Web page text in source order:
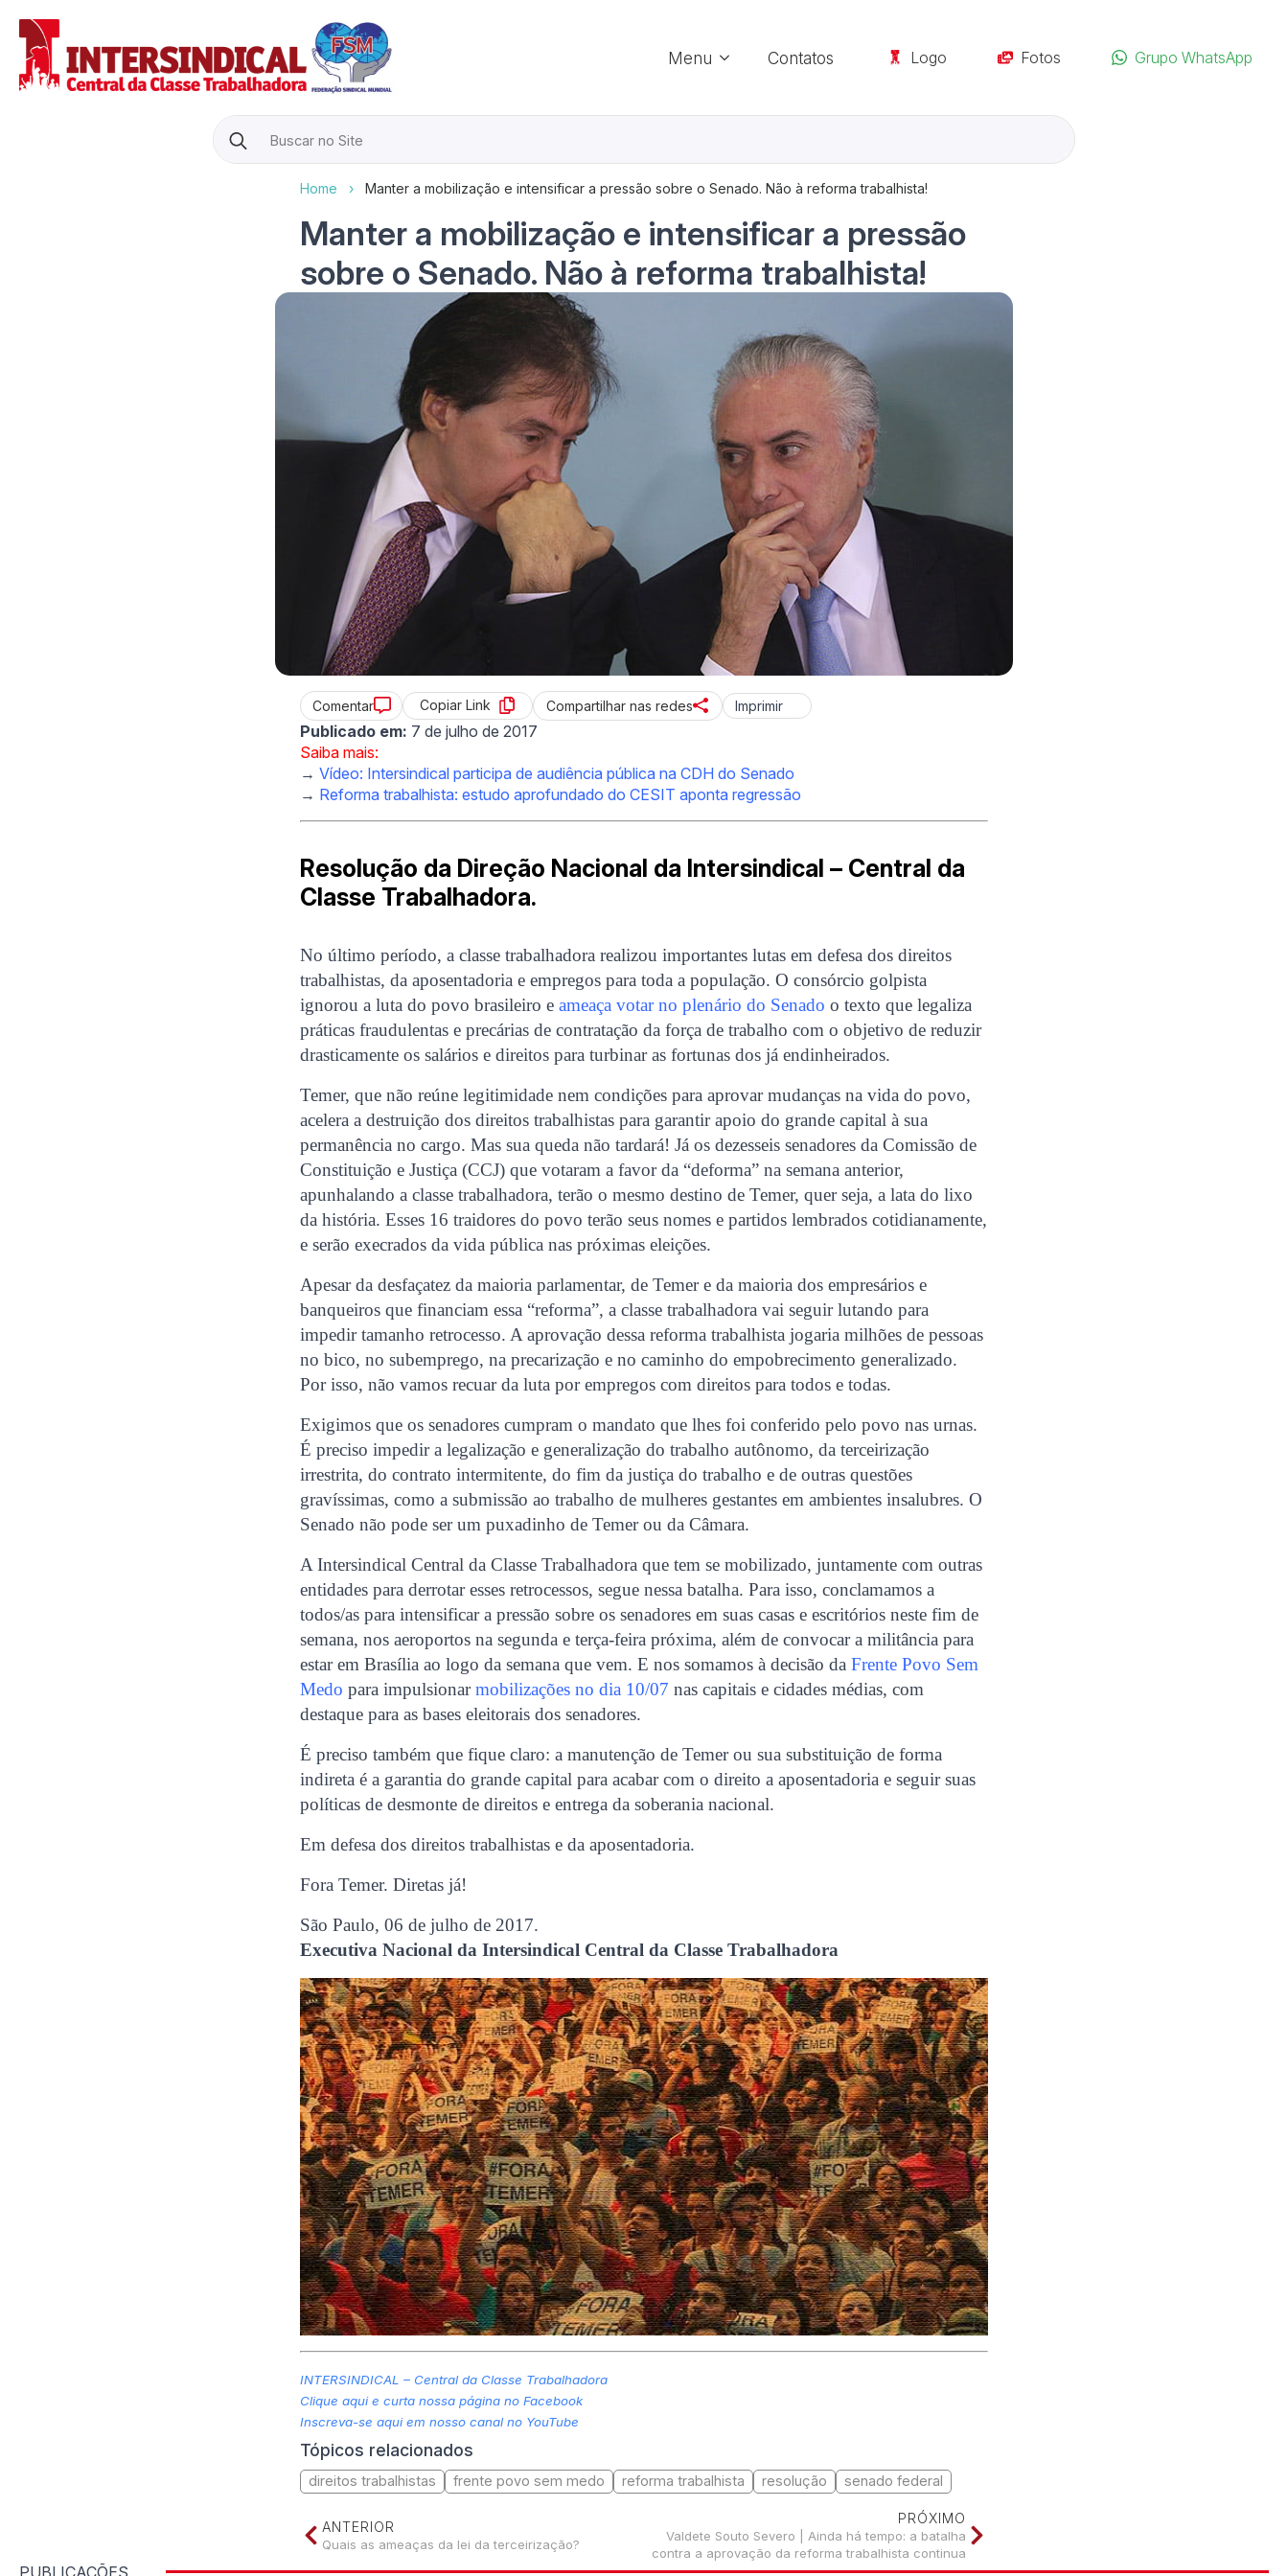
Menu Contatos Logo Fotos Grupo WhatsApp
Search
for:
Home › Manter a mobilização e intensificar a pressão sobre o Senado. Não à reforma trabalhista!
Manter a mobilização e intensificar a pressão
sobre o Senado. Não à reforma trabalhista!
Comentar Copiar Link Compartilhar nas redes Imprimir
Publicado em: 7 de julho de 2017
Saiba mais:
→Vídeo: Intersindical participa de audiência pública na CDH do Senado
→ Reforma trabalhista: estudo aprofundado do CESIT aponta regressão
Resolução da Direção Nacional da Intersindical – Central da
Classe Trabalhadora.
No último período, a classe trabalhadora realizou importantes lutas em defesa dos direitos
trabalhistas, da aposentadoria e empregos para toda a população. O consórcio golpista
ignorou a luta do povo brasileiro eameaça votar no plenário do Senado o texto que legaliza
práticas fraudulentas e precárias de contratação da força de trabalho com o objetivo de reduzir
drasticamente os salários e direitos para turbinar as fortunas dos já endinheirados.
Temer, que não reúne legitimidade nem condições para aprovar mudanças na vida do povo,
acelera a destruição dos direitos trabalhistas para garantir apoio do grande capital à sua
permanência no cargo. Mas sua queda não tardará! Já os dezesseis senadores da Comissão de
Constituição e Justiça (CCJ) que votaram a favor da “deforma” na semana anterior,
apunhalando a classe trabalhadora, terão o mesmo destino de Temer, quer seja, a lata do lixo
da história. Esses 16 traidores do povo terão seus nomes e partidos lembrados cotidianamente,
e serão execrados da vida pública nas próximas eleições.
Apesar da desfaçatez da maioria parlamentar, de Temer e da maioria dos empresários e
banqueiros que financiam essa “reforma”, a classe trabalhadora vai seguir lutando para
impedir tamanho retrocesso. A aprovação dessa reforma trabalhista jogaria milhões de pessoas
no bico, no subemprego, na precarização e no caminho do empobrecimento generalizado.
Por isso, não vamos recuar da luta por empregos com direitos para todos e todas.
Exigimos que os senadores cumpram o mandato que lhes foi conferido pelo povo nas urnas.
É preciso impedir a legalização e generalização do trabalho autônomo, da terceirização
irrestrita, do contrato intermitente, do fim da justiça do trabalho e de outras questões
gravíssimas, como a submissão ao trabalho de mulheres gestantes em ambientes insalubres. O
Senado não pode ser um puxadinho de Temer ou da Câmara.
A Intersindical Central da Classe Trabalhadora que tem se mobilizado, juntamente com outras
entidades para derrotar esses retrocessos, segue nessa batalha. Para isso, conclamamos a
todos/as para intensificar a pressão sobre os senadores em suas casas e escritórios neste fim de
semana, nos aeroportos na segunda e terça-feira próxima, além de convocar a militância para
estar em Brasília ao logo da semana que vem. E nos somamos à decisão daFrente Povo Sem
Medo para impulsionarmobilizações no dia 10/07 nas capitais e cidades médias, com
destaque para as bases eleitorais dos senadores.
É preciso também que fique claro: a manutenção de Temer ou sua substituição de forma
indireta é a garantia do grande capital para acabar com o direito a aposentadoria e seguir suas
políticas de desmonte de direitos e entrega da soberania nacional.
Em defesa dos direitos trabalhistas e da aposentadoria.
Fora Temer. Diretas já!
São Paulo, 06 de julho de 2017.
Executiva Nacional da Intersindical Central da Classe Trabalhadora
INTERSINDICAL – Central da Classe Trabalhadora
Clique aqui e curta nossa página no Facebook
Inscreva-se aqui em nosso canal no YouTube
Tópicos relacionados
direitos trabalhistas frente povo sem medo reforma trabalhista resolução senado federal
PRÓXIMO
Valdete Souto Severo | Ainda há tempo: a batalha
contra a aprovação da reforma trabalhista continua
ANTERIOR
Quais as ameaças da lei da terceirização?